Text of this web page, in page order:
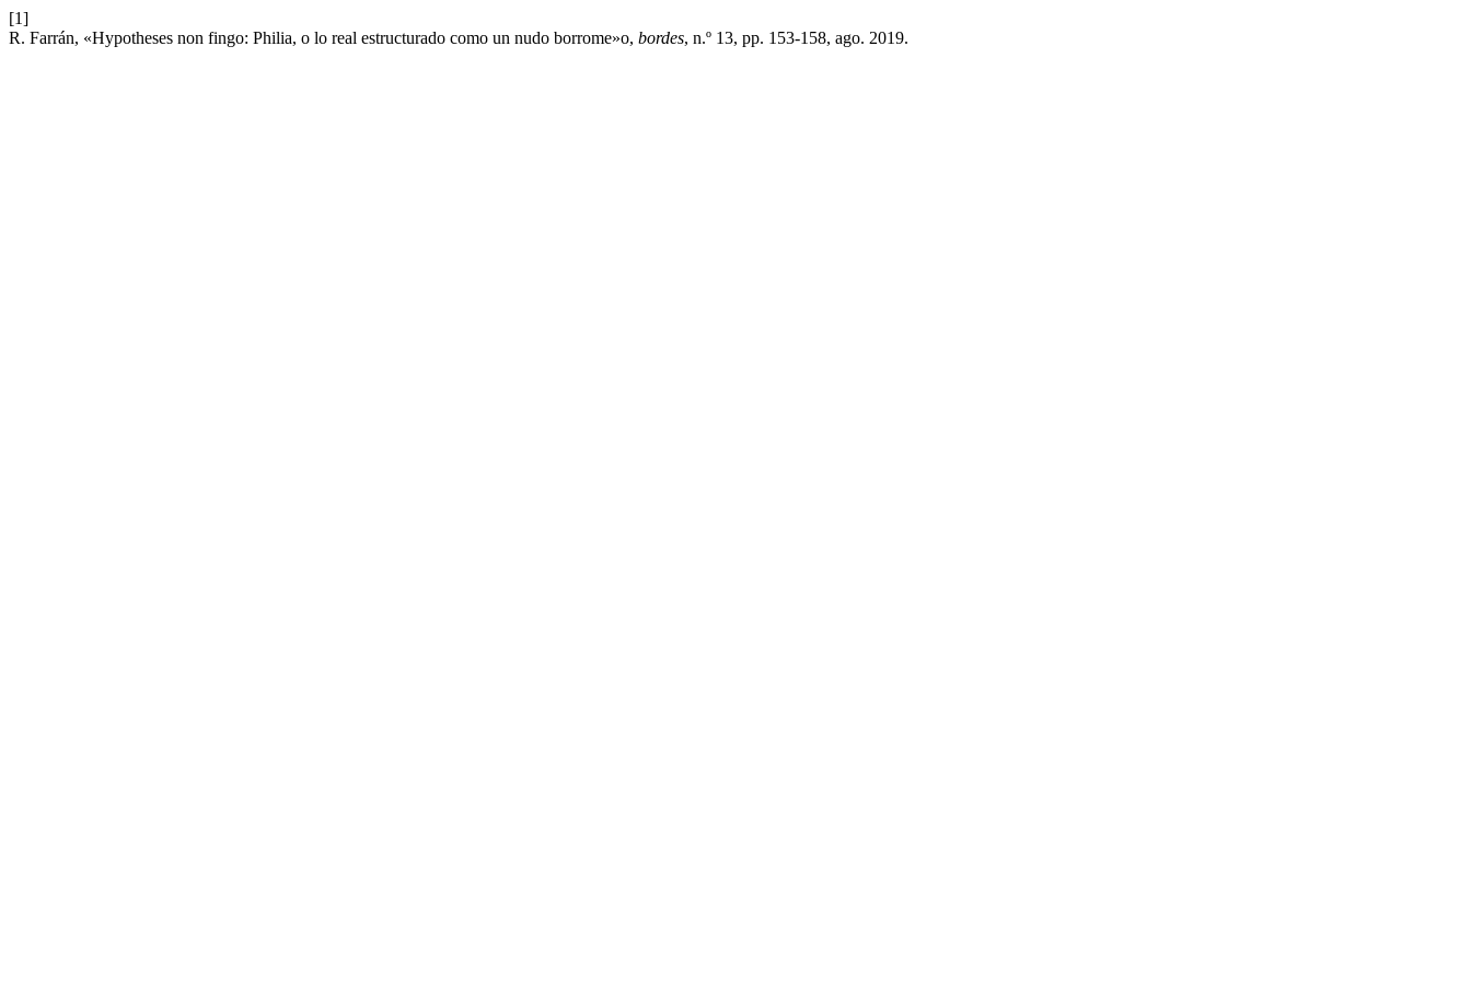
[1]
R. Farrán, «Hypotheses non fingo: Philia, o lo real estructurado como un nudo borrome»o, bordes, n.º 13, pp. 153-158, ago. 2019.